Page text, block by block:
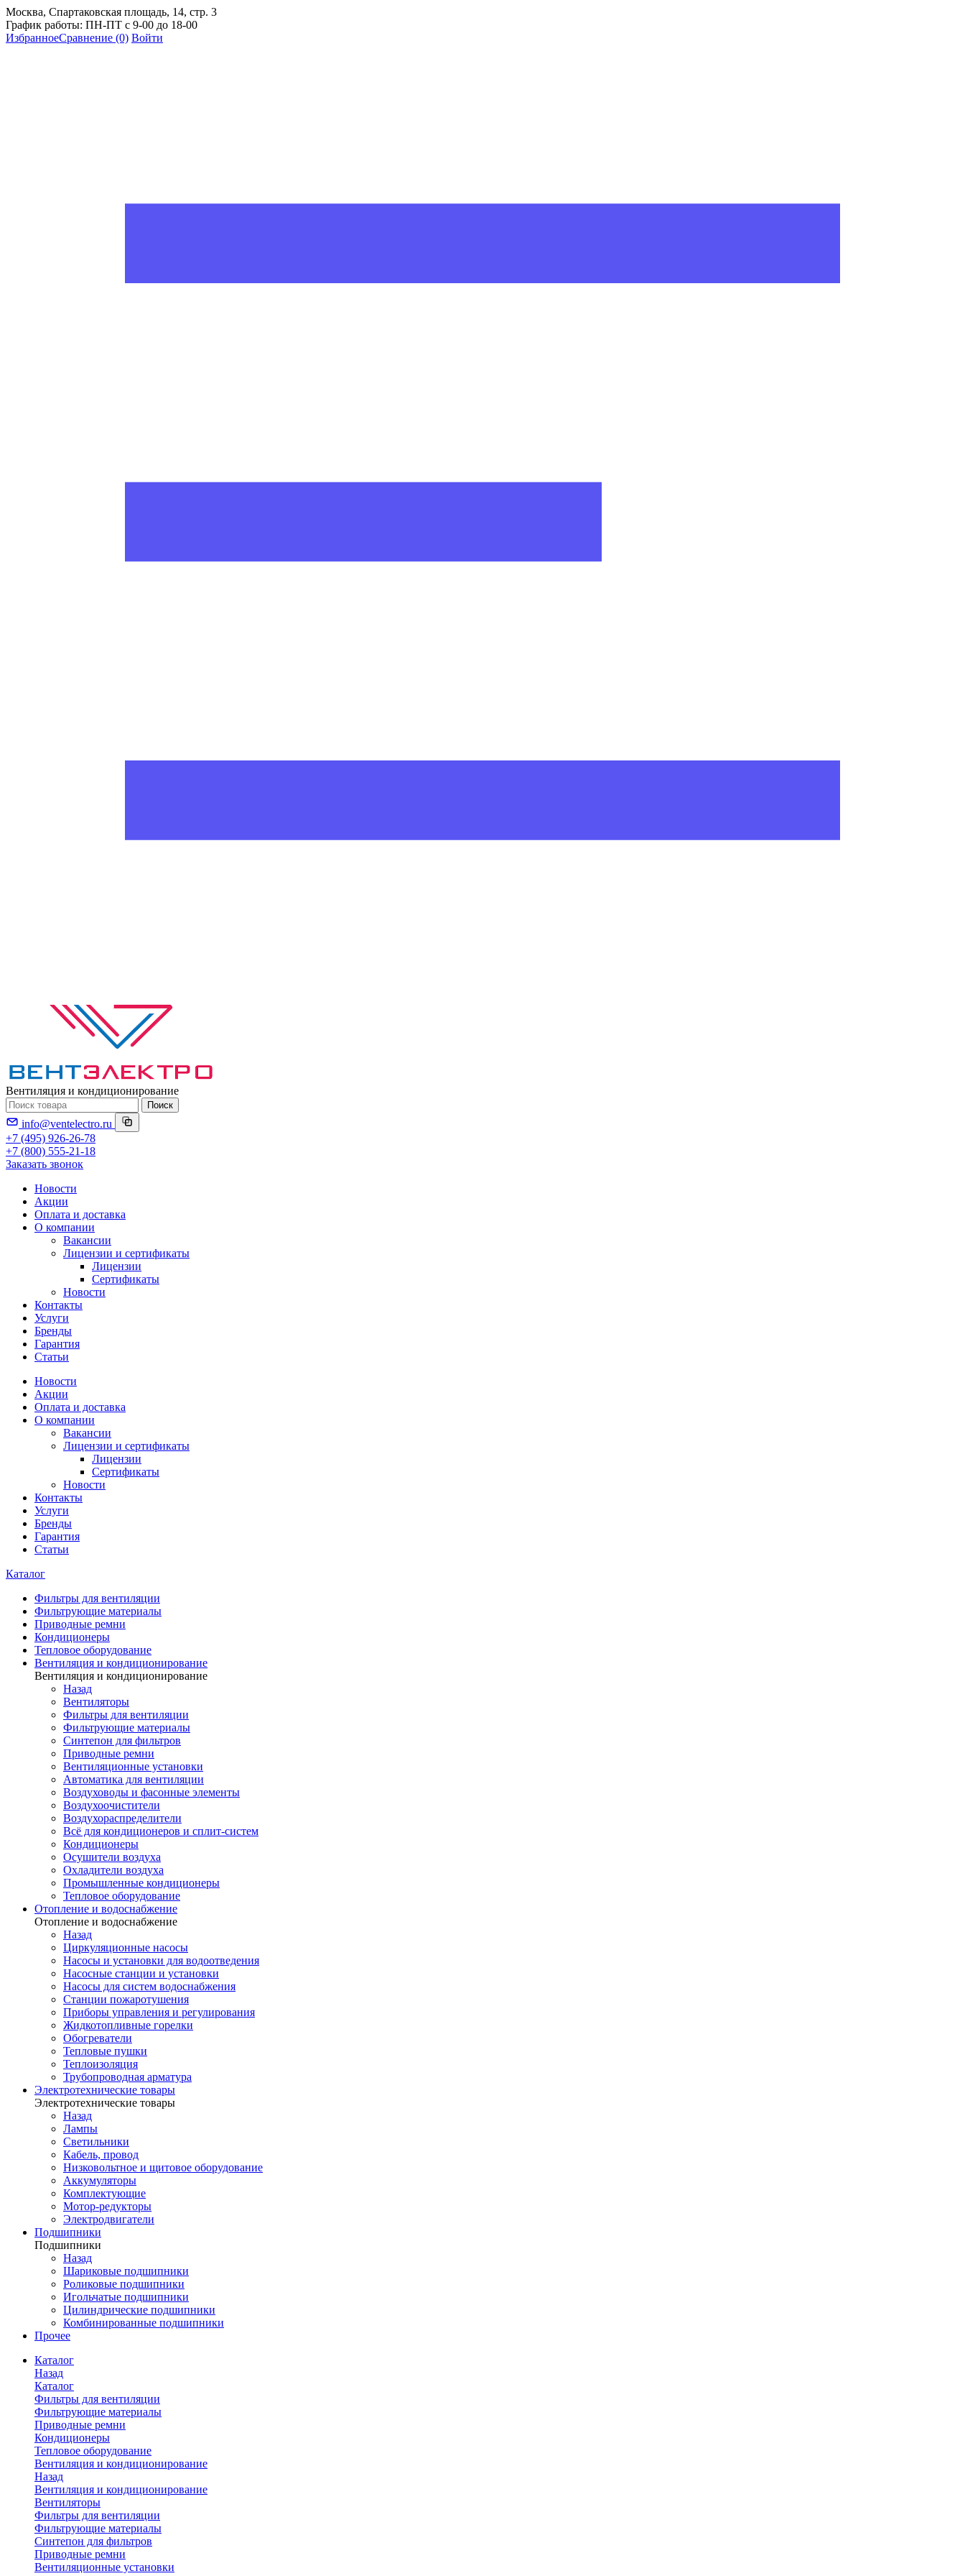
Москва, Спартаковская площадь, 14, стр. 3
График работы: ПН-ПТ с 9-00 до 18-00
ИзбранноеСравнение (0) Войти
Вентиляция и кондиционирование
Поиск
info@ventelectro.ru
+7 (495) 926-26-78
+7 (800) 555-21-18
Заказать звонок
Новости
Акции
Оплата и доставка
О компании
Вакансии
Лицензии и сертификаты
Лицензии
Сертификаты
Новости
Контакты
Услуги
Бренды
Гарантия
Статьи
Новости
Акции
Оплата и доставка
О компании
Вакансии
Лицензии и сертификаты
Лицензии
Сертификаты
Новости
Контакты
Услуги
Бренды
Гарантия
Статьи
Каталог
Фильтры для вентиляции
Фильтрующие материалы
Приводные ремни
Кондиционеры
Тепловое оборудование
Вентиляция и кондиционирование
Вентиляция и кондиционирование
Назад
Вентиляторы
Фильтры для вентиляции
Фильтрующие материалы
Синтепон для фильтров
Приводные ремни
Вентиляционные установки
Автоматика для вентиляции
Воздуховоды и фасонные элементы
Воздухоочистители
Воздухораспределители
Всё для кондиционеров и сплит-систем
Кондиционеры
Осушители воздуха
Охладители воздуха
Промышленные кондиционеры
Тепловое оборудование
Отопление и водоснабжение
Отопление и водоснабжение
Назад
Циркуляционные насосы
Насосы и установки для водоотведения
Насосные станции и установки
Насосы для систем водоснабжения
Станции пожаротушения
Приборы управления и регулирования
Жидкотопливные горелки
Обогреватели
Тепловые пушки
Теплоизоляция
Трубопроводная арматура
Электротехнические товары
Электротехнические товары
Назад
Лампы
Светильники
Кабель, провод
Низковольтное и щитовое оборудование
Аккумуляторы
Комплектующие
Мотор-редукторы
Электродвигатели
Подшипники
Подшипники
Назад
Шариковые подшипники
Роликовые подшипники
Игольчатые подшипники
Цилиндрические подшипники
Комбинированные подшипники
Прочее
Каталог
Назад
Каталог
Фильтры для вентиляции
Фильтрующие материалы
Приводные ремни
Кондиционеры
Тепловое оборудование
Вентиляция и кондиционирование
Назад
Вентиляция и кондиционирование
Вентиляторы
Фильтры для вентиляции
Фильтрующие материалы
Синтепон для фильтров
Приводные ремни
Вентиляционные установки